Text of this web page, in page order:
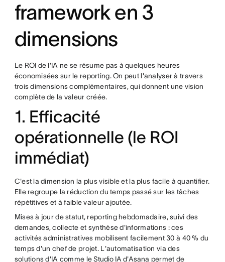
framework en 3
dimensions
Le ROI de l'IA ne se résume pas à quelques heures
économisées sur le reporting. On peut l'analyser à travers
trois dimensions complémentaires, qui donnent une vision
complète de la valeur créée.
1. Efficacité
opérationnelle (le ROI
immédiat)
C'est la dimension la plus visible et la plus facile à quantifier.
Elle regroupe la réduction du temps passé sur les tâches
répétitives et à faible valeur ajoutée.
Mises à jour de statut, reporting hebdomadaire, suivi des
demandes, collecte et synthèse d'informations : ces
activités administratives mobilisent facilement 30 à 40 % du
temps d'un chef de projet. L'automatisation via des
solutions d'IA comme leStudio IA d'Asana permet de